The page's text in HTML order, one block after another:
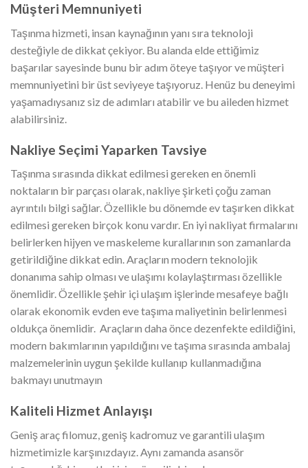
Müşteri Memnuniyeti
Taşınma hizmeti, insan kaynağının yanı sıra teknoloji
desteğiyle de dikkat çekiyor. Bu alanda elde ettiğimiz
başarılar sayesinde bunu bir adım öteye taşıyor ve müşteri
memnuniyetini bir üst seviyeye taşıyoruz. Henüz bu deneyimi
yaşamadıysanız siz de adımları atabilir ve bu aileden hizmet
alabilirsiniz.
Nakliye Seçimi Yaparken Tavsiye
Taşınma sırasında dikkat edilmesi gereken en önemli
noktaların bir parçası olarak, nakliye şirketi çoğu zaman
ayrıntılı bilgi sağlar. Özellikle bu dönemde ev taşırken dikkat
edilmesi gereken birçok konu vardır. En iyi nakliyat firmalarını
belirlerken hijyen ve maskeleme kurallarının son zamanlarda
getirildiğine dikkat edin. Araçların modern teknolojik
donanıma sahip olması ve ulaşımı kolaylaştırması özellikle
önemlidir. Özellikle şehir içi ulaşım işlerinde mesafeye bağlı
olarak ekonomik evden eve taşıma maliyetinin belirlenmesi
oldukça önemlidir. Araçların daha önce dezenfekte edildiğini,
modern bakımlarının yapıldığını ve taşıma sırasında ambalaj
malzemelerinin uygun şekilde kullanıp kullanmadığına
bakmayı unutmayın
Kaliteli Hizmet Anlayışı
Geniş araç filomuz, geniş kadromuz ve garantili ulaşım
hizmetimizle karşınızdayız. Aynı zamanda asansör